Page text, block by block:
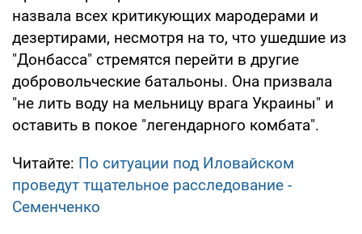
назвала всех критикующих мародерами и
дезертирами, несмотря на то, что ушедшие из
"Донбасса" стремятся перейти в другие
добровольческие батальоны. Она призвала
"не лить воду на мельницу врага Украины" и
оставить в покое "легендарного комбата".
Читайте: По ситуации под Иловайском
проведут тщательное расследование -
Семенченко